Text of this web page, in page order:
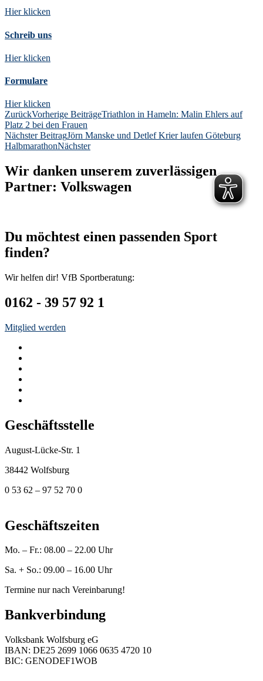
Hier klicken
Schreib uns
Hier klicken
Formulare
Hier klicken
ZurückVorherige BeiträgeTriathlon in Hameln: Malin Ehlers auf
Platz 2 bei den Frauen
Nächster BeitragJörn Manske und Detlef Krier laufen Göteburg
HalbmarathonNächster
Wir danken unserem zuverlässigen
Partner: Volkswagen
Du möchtest einen passenden Sport
finden?
Wir helfen dir! VfB Sportberatung:
0162 - 39 57 92 1
Mitglied werden
Geschäftsstelle
August-Lücke-Str. 1
38442 Wolfsburg
0 53 62 – 97 52 70 0
Geschäftszeiten
Mo. – Fr.: 08.00 – 22.00 Uhr
Sa. + So.: 09.00 – 16.00 Uhr
Termine nur nach Vereinbarung!
Bankverbindung
Volksbank Wolfsburg eG
IBAN: DE25 2699 1066 0635 4720 10
BIC: GENODEF1WOB